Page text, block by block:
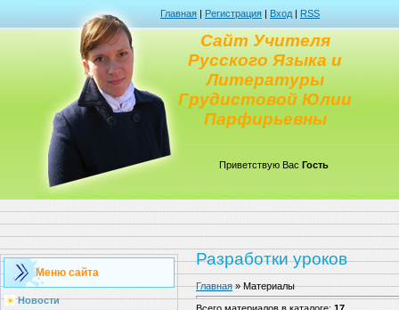
Главная | Регистрация | Вход | RSS
Сайт Учителя
Русского Языка и
Литературы
Грудистовой Юлии
Парфирьевны
Приветствую Вас Гость
Меню сайта
Новости
Разработки уроков
Главная»Материалы